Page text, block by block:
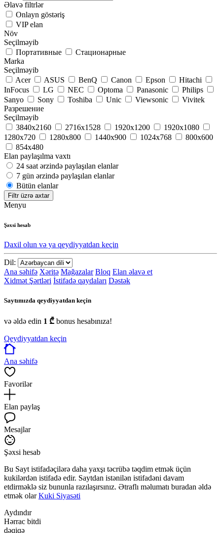
Əlavə filtrlər
Onlayn göstəriş
VIP elan
Növ
Seçilməyib
Портативные
Стационарные
Marka
Seçilməyib
Acer
ASUS BenQ Canon Epson
Hitachi
InFocus
LG NEC Optoma Panasonic
Philips
Sanyo
Sony Toshiba Unic Viewsonic
Vivitek
Разрешение
Seçilməyib
3840x2160
2716x1528 1920х1200
1920х1080
1280x720
1280x800 1440x900 1024x768
800x600
854х480
Elan paylaşılma vaxtı
24 saat ərzində paylaşılan elanlar
7 gün ərzində paylaşılan elanlar
Bütün elanlar
Filtr üzrə axtar
Menyu
Şəxsi hesab
Daxil olun və ya qeydiyyatdan keçin
Dil:
Ana səhifə Xəritə Mağazalar Bloq Elan əlavə et
Xidmət Şərtləri İstifadə qaydaları Dəstək
Saytımızda qeydiyyatdan keçin
və əldə edin 1 ₾ bonus hesabınıza!
Qeydiyyatdan keçin
Ana səhifə
Favorilər
Elan paylaş
Mesajlar
Şəxsi hesab
Bu Sayt istifadəçilərə daha yaxşı təcrübə təqdim etmək üçün
kukilərdən istifadə edir. Saytdan istənilən istifadəni davam
etdirməklə siz bununla razılaşırsınız. Ətraflı məlumatı buradan əldə
etmək olarKuki Siyasəti
Aydındır
Hərrac bitdi
dəqiqə